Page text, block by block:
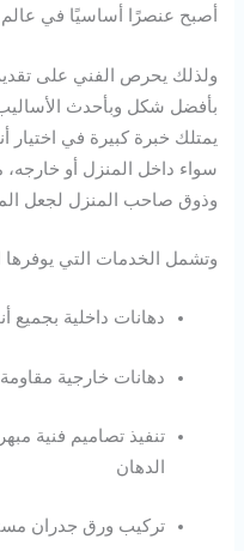
أصبح عنصرًا أساسيًا في عالم
ولذلك يحرص الفني على
بأفضل شكل وبأحدث
يمتلك خبرة كبيرة في اختيار
سواء داخل المنزل أو خارجه،
وذوق صاحب المنزل لجعل
وتشمل الخدمات التي يوفرها
دهانات داخلية بجميع
دهانات خارجية
تنفيذ تصاميم فنية
الدهان
تركيب ورق جدران